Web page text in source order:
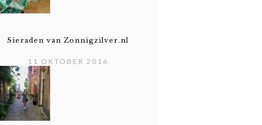
Sieraden van Zonnigzilver.nl
11 OKTOBER 2016